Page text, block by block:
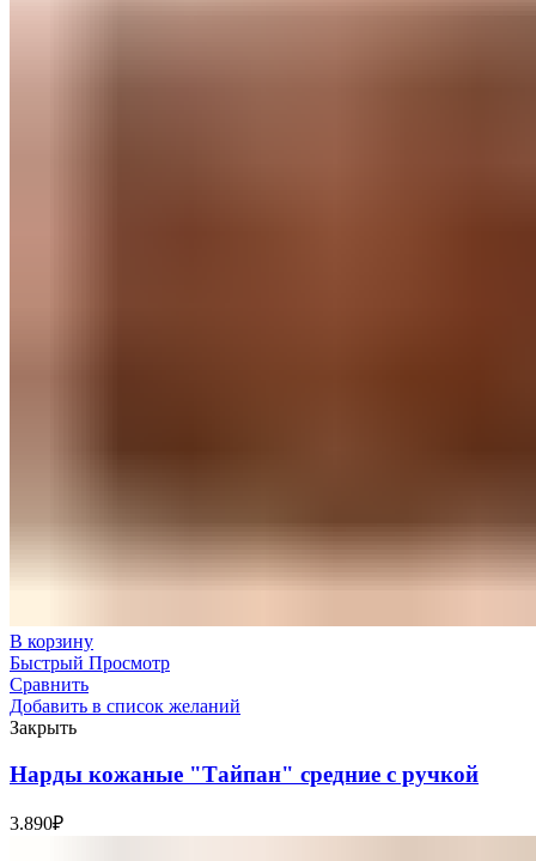
В корзину
Быстрый Просмотр
Сравнить
Добавить в список желаний
Закрыть
Нарды кожаные "Тайпан" средние с ручкой
3.890₽